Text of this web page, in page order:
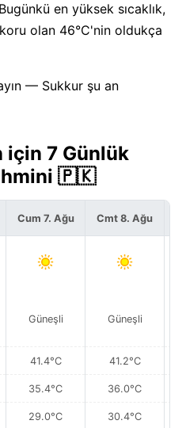
en yüksek sıcaklık,
olan 46°C'nin oldukça
— Sukkur şu an
için 7 Günlük
🇵🇰
Cum 7. Ağu
Güneşli
41.4°C
35.4°C
29.0°C
Cmt 8. Ağu
Güneşli
41.2°C
36.0°C
30.4°C